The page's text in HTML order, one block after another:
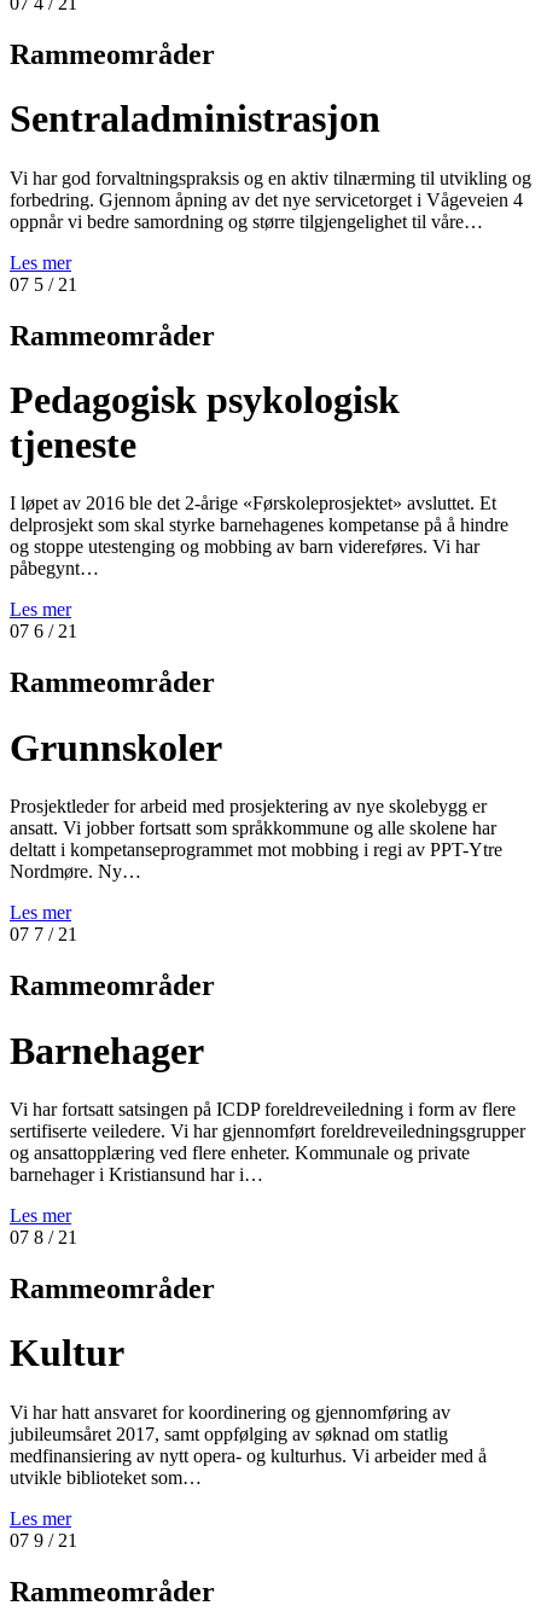
Rammeområder
Sentraladministrasjon
Vi har god forvaltningspraksis og en aktiv tilnærming til utvikling og
forbedring. Gjennom åpning av det nye servicetorget i Vågeveien 4
oppnår vi bedre samordning og større tilgjengelighet til våre…
Les mer
07 5 / 21
Rammeområder
Pedagogisk psykologisk
tjeneste
I løpet av 2016 ble det 2-årige «Førskoleprosjektet» avsluttet. Et
delprosjekt som skal styrke barnehagenes kompetanse på å hindre
og stoppe utestenging og mobbing av barn videreføres. Vi har
påbegynt…
Les mer
07 6 / 21
Rammeområder
Grunnskoler
Prosjektleder for arbeid med prosjektering av nye skolebygg er
ansatt. Vi jobber fortsatt som språkkommune og alle skolene har
deltatt i kompetanseprogrammet mot mobbing i regi av PPT-Ytre
Nordmøre. Ny…
Les mer
07 7 / 21
Rammeområder
Barnehager
Vi har fortsatt satsingen på ICDP foreldreveiledning i form av flere
sertifiserte veiledere. Vi har gjennomført foreldreveiledningsgrupper
og ansattopplæring ved flere enheter. Kommunale og private
barnehager i Kristiansund har i…
Les mer
07 8 / 21
Rammeområder
Kultur
Vi har hatt ansvaret for koordinering og gjennomføring av
jubileumsåret 2017, samt oppfølging av søknad om statlig
medfinansiering av nytt opera- og kulturhus. Vi arbeider med å
utvikle biblioteket som…
Les mer
07 9 / 21
Rammeområder